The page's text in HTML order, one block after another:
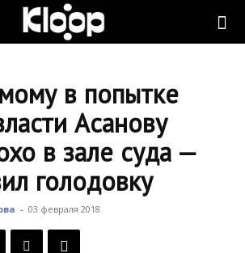
в попытке
Асанову
в зале суда —
голодовку
- 03 февраля 2018